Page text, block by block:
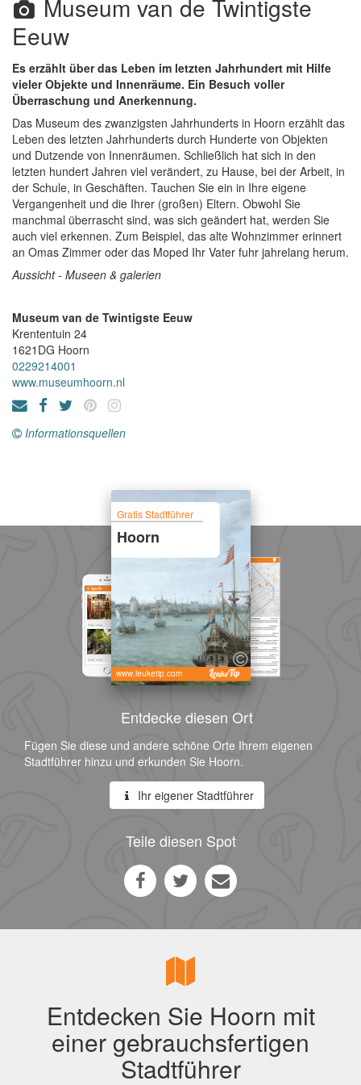
Museum van de Twintigste
Eeuw
Es erzählt über das Leben im letzten Jahrhundert mit Hilfe
vieler Objekte und Innenräume. Ein Besuch voller
Überraschung und Anerkennung.
Das Museum des zwanzigsten Jahrhunderts in Hoorn erzählt das
Leben des letzten Jahrhunderts durch Hunderte von Objekten
und Dutzende von Innenräumen. Schließlich hat sich in den
letzten hundert Jahren viel verändert, zu Hause, bei der Arbeit, in
der Schule, in Geschäften. Tauchen Sie ein in Ihre eigene
Vergangenheit und die Ihrer (großen) Eltern. Obwohl Sie
manchmal überrascht sind, was sich geändert hat, werden Sie
auch viel erkennen. Zum Beispiel, das alte Wohnzimmer erinnert
an Omas Zimmer oder das Moped Ihr Vater fuhr jahrelang herum.
Aussicht - Museen & galerien
Museum van de Twintigste Eeuw
Krententuin 24
1621DG Hoorn
0229214001
www.museumhoorn.nl
Informationsquellen
Gratis Stadtführer
Hoorn
www.leuketip.com
Entdecke diesen Ort
Fügen Sie diese und andere schöne Orte Ihrem eigenen
Stadtführer hinzu und erkunden Sie Hoorn.
Ihr eigener Stadtführer
Teile diesen Spot
Entdecken Sie Hoorn mit
einer gebrauchsfertigen
Stadtführer